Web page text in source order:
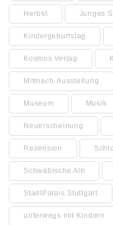
Herbst Junges
Kindergeburtstag
Kosmos Verlag
Mitmach-Ausstellung
Museum Musik
Neuerscheinung
Rezension
Schwäbische Alb
StadtPalais Stuttgart
unterwegs mit Kindern